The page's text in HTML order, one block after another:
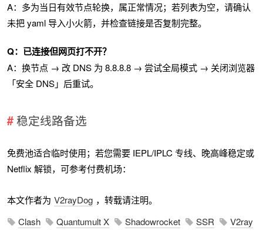
A：多为当日有效节点轮换，属正常情况；若列表为空，请确认
未把 yaml 导入小火箭，并检查链接是否复制完整。
Q：已连接但网页打不开？
A：换节点 → 改 DNS 为 8.8.8.8 → 尝试全局模式 → 关闭浏览器
「安全 DNS」后重试。
稳定线路备选
免费池适合临时使用；若您需要 IEPL/IPLC 专线、晚高峰稳定或
Netflix 解锁，可参考付费机场：
本文作者为 V2rayDog ，转载请注明。
Clash
Quantumult X Shadowrocket SSR V2ray